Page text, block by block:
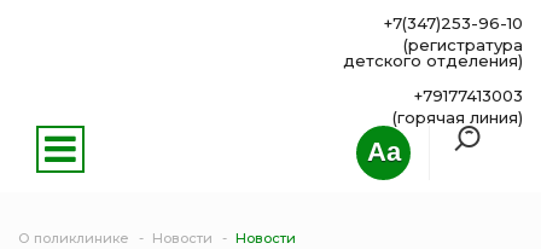
Aa
+7(347)253-96-10
(регистратура
детского отделения)
+79177413003
(горячая линия)
О поликлинике Новости Новости